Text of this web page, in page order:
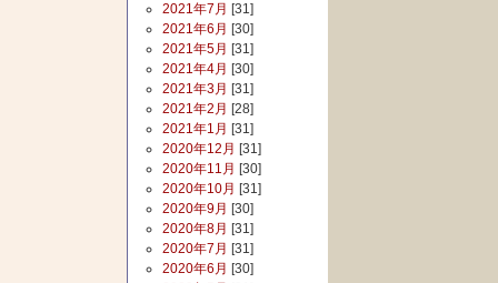
2021年7月 [31]
2021年6月 [30]
2021年5月 [31]
2021年4月 [30]
2021年3月 [31]
2021年2月 [28]
2021年1月 [31]
2020年12月 [31]
2020年11月 [30]
2020年10月 [31]
2020年9月 [30]
2020年8月 [31]
2020年7月 [31]
2020年6月 [30]